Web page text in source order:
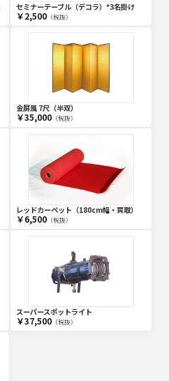
セミナーテーブル（デコラ）*3名掛け
￥2,500（税抜）
金屏風 7尺（半双）
￥35,000（税抜）
レッドカーペット（180cm幅・買取）
￥6,500（税抜）
スーパースポットライト
￥37,500（税抜）